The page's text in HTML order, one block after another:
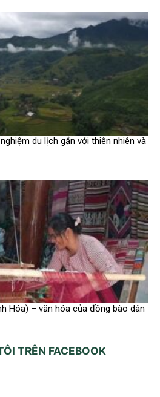
du lịch gắn với thiên nhiên và
Hóa) – văn hóa của đồng bào dân
TRÊN FACEBOOK